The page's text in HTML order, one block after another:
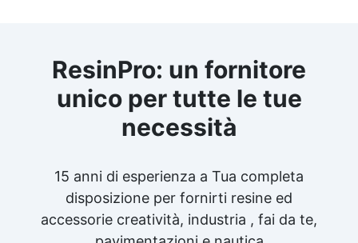
ResinPro: un fornitore
unico per tutte le tue
necessità
15 anni di esperienza a Tua completa
disposizione per fornirti resine ed
accessorie creatività, industria , fai da te,